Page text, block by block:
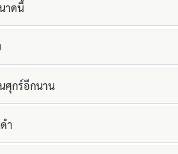
าดนี้
ศุกร์อีกนาน
ำ